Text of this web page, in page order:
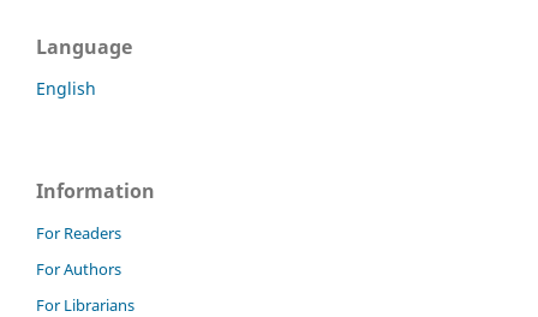
Language
English
Information
For Readers
For Authors
For Librarians